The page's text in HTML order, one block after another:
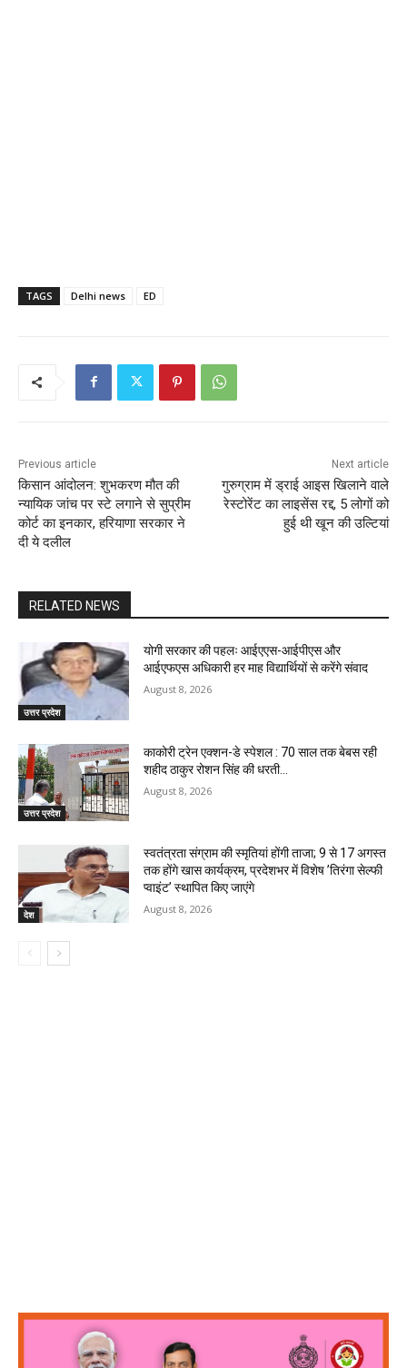
TAGS Delhi news ED
Previous article
किसान आंदोलन: शुभकरण मौत की
न्यायिक जांच पर स्टे लगाने से सुप्रीम
कोर्ट का इनकार, हरियाणा सरकार ने
दी ये दलील
Next article
गुरुग्राम में ड्राई आइस खिलाने वाले
रेस्टोरेंट का लाइसेंस रद्द, 5 लोगों को
हुई थी खून की उल्टियां
RELATED NEWS
उत्तर प्रदेश
योगी सरकार की पहलः आईएएस-आईपीएस और
आईएफएस अधिकारी हर माह विद्यार्थियों से करेंगे संवाद
August 8, 2026
उत्तर प्रदेश
काकोरी ट्रेन एक्शन-डे स्पेशल : 70 साल तक बेबस रही
शहीद ठाकुर रोशन सिंह की धरती…
August 8, 2026
देश
स्वतंत्रता संग्राम की स्मृतियां होंगी ताजा; 9 से 17 अगस्त
तक होंगे खास कार्यक्रम, प्रदेशभर में विशेष ’तिरंगा सेल्फी
प्वाइंट’ स्थापित किए जाएंगे
August 8, 2026